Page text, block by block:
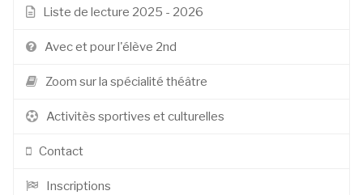
Liste de lecture 2025 - 2026
Avec et pour l'élève 2nd
Zoom sur la spécialité théâtre
Activitès sportives et culturelles
Contact
Inscriptions